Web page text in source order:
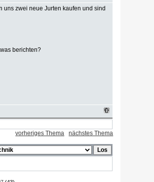
uns zwei neue Jurten kaufen und sind
berichten?
vorheriges Thema nächstes Thema